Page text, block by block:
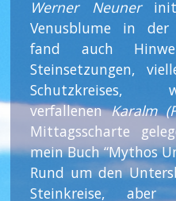
Werner Neuner
Venusblume in der
fand auch
Steinsetzungen,
verfallenenKaralm
Mittagsscharte
mein Buch “Mythos
Rund um den
Steinkreise,